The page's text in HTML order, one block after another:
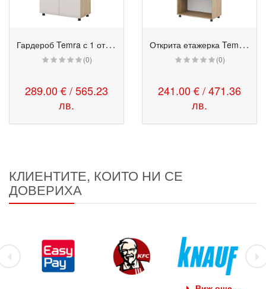
Г
ардероб Temra с 1 отделение и изтеглящ лост за дрехи
(0)
289.00 € / 565.23
лв.
О
ткрита етажерка Temra 2 с 5 отделения
(0)
241.00 € / 471.36
лв.
КЛИЕНТИТЕ, КОИТО НИ СЕ
ДОВЕРИХА